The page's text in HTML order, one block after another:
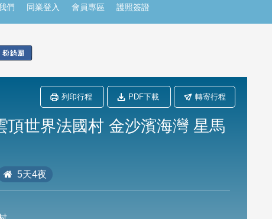
們 同業登入 會員專區 護照簽證
列印行程 PDF下載 轉寄行程
頂世界法國村 金沙濱海灣 星馬
5天4夜